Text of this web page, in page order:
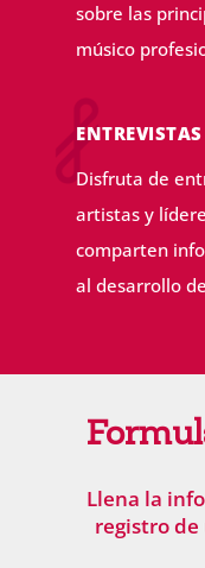
sobre las
músico
Disfruta de
artistas y
comparten
al desarrollo
Llena la
registro